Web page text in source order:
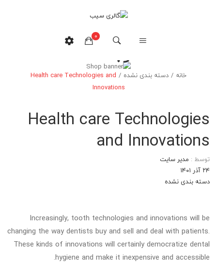
0
هیچ محصولی در سبدخرید نیست.
وبلاگ
خانه / دسته بندی نشده /
Health care Technologies and
Innovations
Health care Technologies
and Innovations
توسط : مدیر سایت
۲۴ آذر ۱۴۰۱
دسته بندی نشده
Increasingly, tooth technologies and innovations will be
changing the way dentists buy and sell and deal with patients.
These kinds of innovations will certainly democratize dental
hygiene and make it inexpensive and accessible.